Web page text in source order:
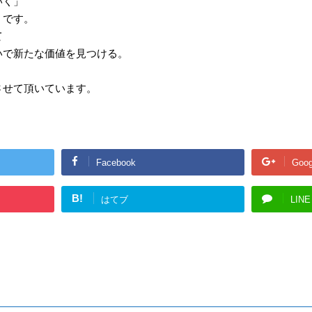
す。
新たな価値を見つける。
て頂いています。
Facebook
B! はてブ LINE